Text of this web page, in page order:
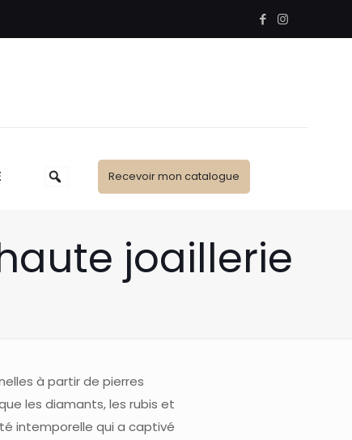
Recevoir mon catalogue
joaillerie
à partir de pierres
les diamants, les rubis et
intemporelle qui a captivé